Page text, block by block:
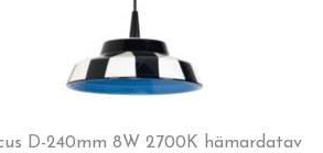
D-240mm 8W 2700K hämardatav